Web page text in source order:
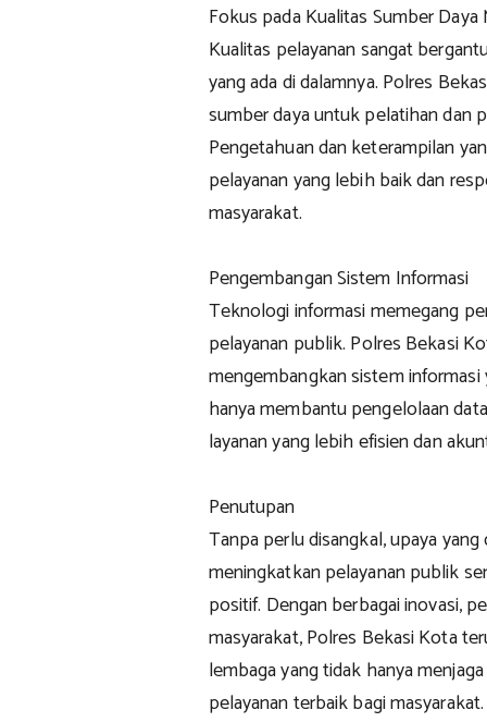
Fokus pada Kualitas Sumber Daya
Kualitas pelayanan sangat
yang ada di dalamnya. Polres
sumber daya untuk pelatihan dan
Pengetahuan dan keterampilan
pelayanan yang lebih baik dan
masyarakat.
Pengembangan Sistem Informasi
Teknologi informasi memegang
pelayanan publik. Polres Bekasi
mengembangkan sistem
hanya membantu pengelolaan
layanan yang lebih efisien dan
Penutupan
Tanpa perlu disangkal, upaya
meningkatkan pelayanan publik
positif. Dengan berbagai inovasi,
masyarakat, Polres Bekasi Kota
lembaga yang tidak hanya
pelayanan terbaik bagi masyarakat.